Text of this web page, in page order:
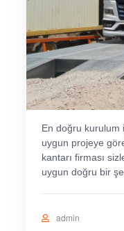
En doğru kurulum
uygun projeye
kantarı firması
uygun doğru bir
admin